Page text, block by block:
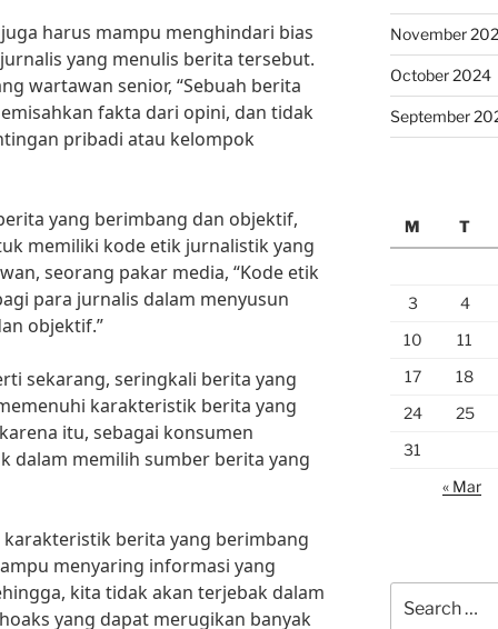
harus mampu menghindari bias
yang menulis berita tersebut.
wartawan senior, “Sebuah berita
fakta dari opini, dan tidak
pribadi atau kelompok
yang berimbang dan objektif,
memiliki kode etik jurnalistik yang
seorang pakar media, “Kode etik
para jurnalis dalam menyusun
objektif.”
sekarang, seringkali berita yang
karakteristik berita yang
itu, sebagai konsumen
dalam memilih sumber berita yang
berita yang berimbang
menyaring informasi yang
kita tidak akan terjebak dalam
yang dapat merugikan banyak
November
October 2024
September
M T
3
4
10
11
17
18
24
25
31
« Mar
for: